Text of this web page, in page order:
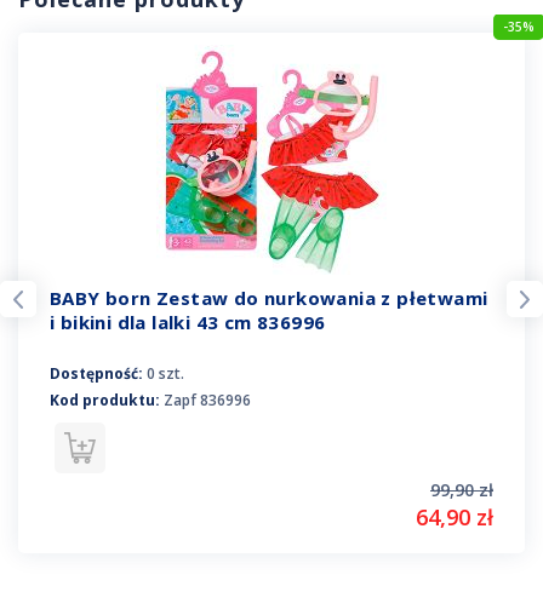
-35%
BABY born Zestaw do nurkowania z płetwami
i bikini dla lalki 43 cm 836996
Dostępność: 0 szt.
Kod produktu: Zapf 836996
99,90 zł
64,90 zł